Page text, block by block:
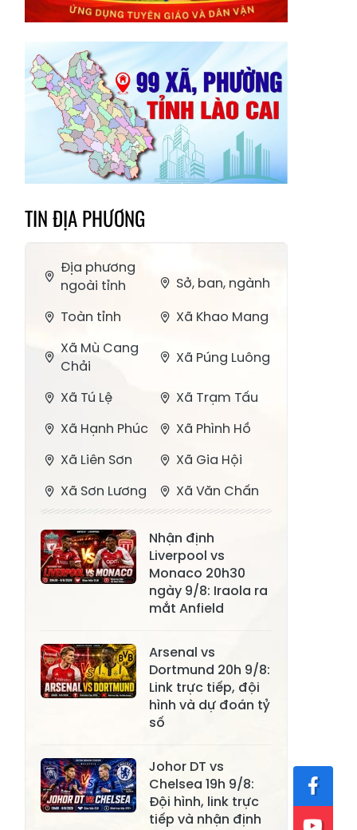
TIN ĐỊA PHƯƠNG
Địa phương
ngoài tỉnh
Sở, ban, ngành
Toàn tỉnh
Xã Khao Mang
Xã Mù Cang
Chải
Xã Púng Luông
Xã Tú Lệ
Xã Trạm Tấu
Xã Hạnh Phúc
Xã Phình Hồ
Xã Liên Sơn
Xã Gia Hội
Xã Sơn Lương
Xã Văn Chấn
Bằng La
Xã Chấn Thịnh
Xã Nghĩa Tâm
Xã Phong Dụ
Hạ
Xã Đông
Cuông
Xã Tân Hợp
Xã Mậu A Xã Xuân Ái
Xã Lục Yên
Xã Tân Lĩnh
Xã Khánh Hòa
Xã Phúc Lợi
Nhận định
Liverpool vs
Monaco 20h30
ngày 9/8: Iraola ra
mắt Anfield
Arsenal vs
Dortmund 20h 9/8:
Link trực tiếp, đội
hình và dự đoán tỷ
số
Johor DT vs
Chelsea 19h 9/8:
Đội hình, link trực
tiếp và nhận định